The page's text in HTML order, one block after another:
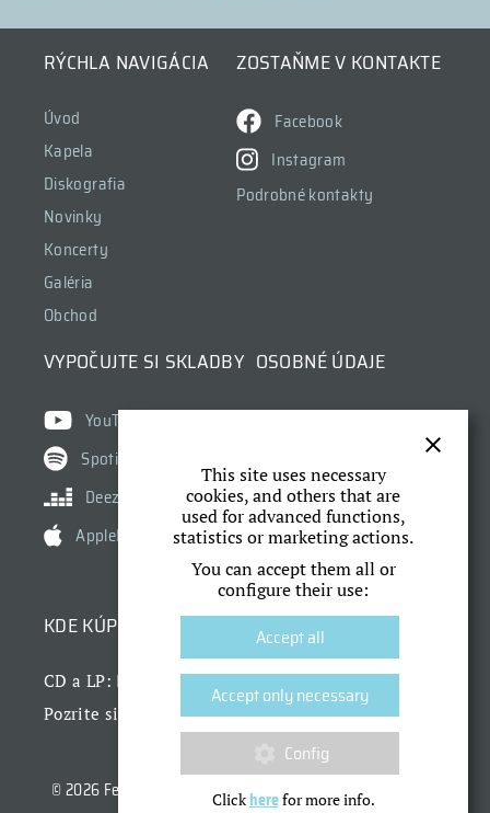
This site uses necessary
cookies, and others that are
used for advanced functions,
statistics or marketing actions.
You can accept them all or
configure their use:
Accept all
Accept only necessary
Config
Clickherefor more info.
RÝCHLA NAVIGÁCIA
Úvod
Kapela
Diskografia
Novinky
Koncerty
Galéria
Obchod
ZOSTAŇME V KONTAKTE
Facebook
Instagram
Podrobné kontakty
VYPOČUJTE SI SKLADBY
YouTube
Spotify
Deezer
AppleMusic
KDE KÚPIŤ
CD a LP: Dr. Horák
Pozrite si aj náš obchod
OSOBNÉ ÚDAJE
Ochrana osobných údajov
Nastavenie cookies
© 2026 Fermata, Fero Griglák a Dr. Horák | Dizajn a CMS: